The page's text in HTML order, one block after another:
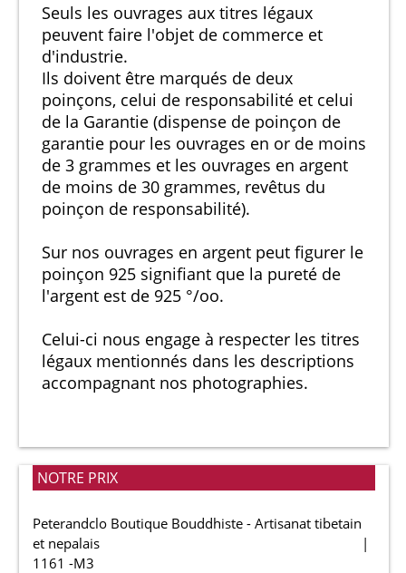
Seuls les ouvrages aux titres légaux
peuvent faire l'objet de commerce et
d'industrie.
Ils doivent être marqués de deux
poinçons, celui de responsabilité et celui
de la Garantie (dispense de poinçon de
garantie pour les ouvrages en or de moins
de 3 grammes et les ouvrages en argent
de moins de 30 grammes, revêtus du
poinçon de responsabilité).
Sur nos ouvrages en argent peut figurer le
poinçon 925 signifiant que la pureté de
l'argent est de 925 °/oo.
Celui-ci nous engage à respecter les titres
légaux mentionnés dans les descriptions
accompagnant nos photographies.
NOTRE PRIX
Peterandclo Boutique Bouddhiste - Artisanat tibetain
et nepalais
1161 -M3